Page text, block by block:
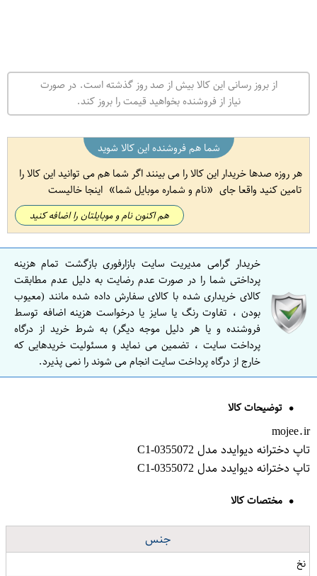
از بروز رسانی این کالا بیش از صد روز گذشته است. در صورت
نیاز از فروشنده بخواهید قیمت را بروز کند.
شما هم فروشنده این کالا شوید
هر روزه صدها خریدار این کالا را می بینند اگر شما هم می توانید این کالا را
تامین کنید واقعا جای
نام و شماره موبایل شما اینجا خالیست
هم اکنون نام و موبایلتان را اضافه کنید
خریدار گرامی مدیریت سایت بازارفوری بازگشت تمام هزینه
پرداختی شما را در صورت عدم رضایت به دلیل عدم مطابقت
کالای خریداری شده با کالای سفارش داده شده مانند (معیوب
بودن ، تفاوت رنگ یا سایز یا درخواست هزینه اضافه توسط
فروشنده و یا هر دلیل موجه دیگر) به شرط خرید از درگاه
پرداخت سایت ، تضمین می نماید و مسئولیت خریدهایی که
خارج از درگاه پرداخت سایت انجام می شوند را نمی پذیرد.
توضیحات کالا
mojee.ir
تاپ دخترانه دیوایدد مدل C1-0355072
تاپ دخترانه دیوایدد مدل C1-0355072
مختصات کالا
جنس
نخ